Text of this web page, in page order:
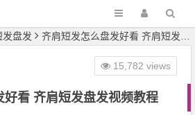
发盘发 齐肩短发怎么盘发好看 齐肩短发盘发视频教程
好看 齐肩短发盘发视频教程
15,782 views